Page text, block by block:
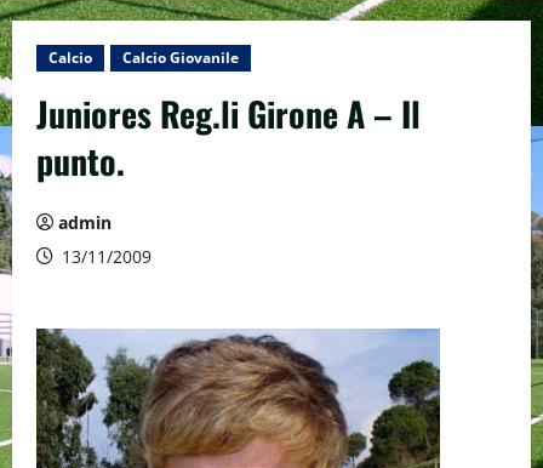
principale
Calcio Calcio Giovanile
Juniores Reg.li Girone A – Il
punto.
admin
13/11/2009